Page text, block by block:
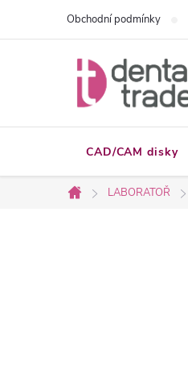
Obchodní podmínky
CAD/CAM disky
Domů
LABORATOŘ